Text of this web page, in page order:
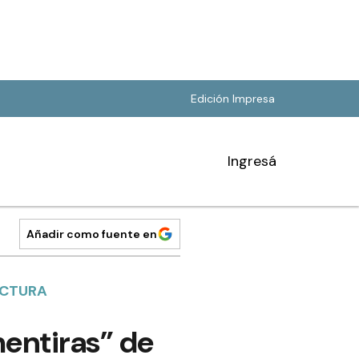
Edición Impresa
Ingresá
Añadir como fuente en
de